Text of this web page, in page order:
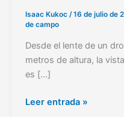
Isaac Kukoc /16 de julio de
de campo
Desde el lente de un
metros de altura, la
es […]
un
pueblo
pescador
Leer entrada »